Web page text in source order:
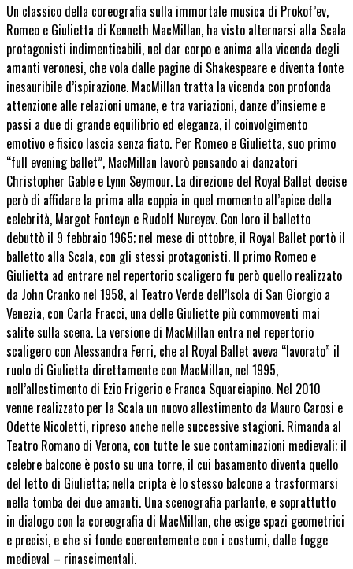
Un classico della coreografia sulla immortale musica di Prokof’ev,
Romeo e Giulietta di Kenneth MacMillan, ha visto alternarsi alla Scala
protagonisti indimenticabili, nel dar corpo e anima alla vicenda degli
amanti veronesi, che vola dalle pagine di Shakespeare e diventa fonte
inesauribile d’ispirazione. MacMillan tratta la vicenda con profonda
attenzione alle relazioni umane, e tra variazioni, danze d’insieme e
passi a due di grande equilibrio ed eleganza, il coinvolgimento
emotivo e fisico lascia senza fiato. Per Romeo e Giulietta, suo primo
“full evening ballet”, MacMillan lavorò pensando ai danzatori
Christopher Gable e Lynn Seymour. La direzione del Royal Ballet decise
però di affidare la prima alla coppia in quel momento all’apice della
celebrità, Margot Fonteyn e Rudolf Nureyev. Con loro il balletto
debuttò il 9 febbraio 1965; nel mese di ottobre, il Royal Ballet portò il
balletto alla Scala, con gli stessi protagonisti. Il primo Romeo e
Giulietta ad entrare nel repertorio scaligero fu però quello realizzato
da John Cranko nel 1958, al Teatro Verde dell’Isola di San Giorgio a
Venezia, con Carla Fracci, una delle Giuliette più commoventi mai
salite sulla scena. La versione di MacMillan entra nel repertorio
scaligero con Alessandra Ferri, che al Royal Ballet aveva “lavorato” il
ruolo di Giulietta direttamente con MacMillan, nel 1995,
nell’allestimento di Ezio Frigerio e Franca Squarciapino. Nel 2010
venne realizzato per la Scala un nuovo allestimento da Mauro Carosi e
Odette Nicoletti, ripreso anche nelle successive stagioni. Rimanda al
Teatro Romano di Verona, con tutte le sue contaminazioni medievali; il
celebre balcone è posto su una torre, il cui basamento diventa quello
del letto di Giulietta; nella cripta è lo stesso balcone a trasformarsi
nella tomba dei due amanti. Una scenografia parlante, e soprattutto
in dialogo con la coreografia di MacMillan, che esige spazi geometrici
e precisi, e che si fonde coerentemente con i costumi, dalle fogge
medieval – rinascimentali.